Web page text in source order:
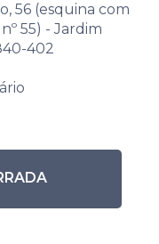
56 (esquina com
55) - Jardim
402